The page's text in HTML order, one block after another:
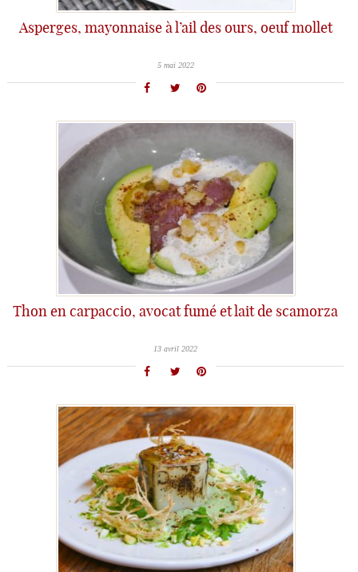
Asperges, mayonnaise à l’ail des ours, oeuf mollet
5 mai 2022
Thon en carpaccio, avocat fumé et lait de scamorza
13 avril 2022